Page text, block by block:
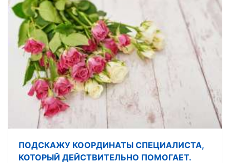
ПОДСКАЖУ КООРДИНАТЫ СПЕЦИАЛИСТА,
КОТОРЫЙ ДЕЙСТВИТЕЛЬНО ПОМОГАЕТ.